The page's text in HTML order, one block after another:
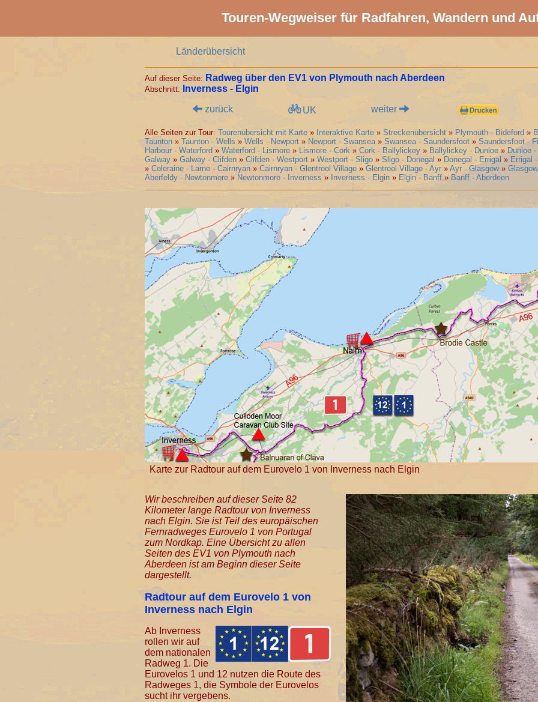
Touren-Wegweiser für Radfahren, Wandern und
Länderübersicht
Auf dieser Seite: Radweg über den EV1 von Plymouth nach Aberdeen
Abschnitt:
Inverness - Elgin
zurück
UK weiter
Alle Seiten zur Tour:Tourenübersicht mit Karte » Interaktive Karte »Streckenübersicht» Plymouth - Bideford »
Taunton »Taunton - Wells »Wells - Newport » Newport - Swansea »Swansea - Saundersfoot »Saundersfoot -
Harbour - Waterford »Waterford - Lismore » Lismore - Cork »Cork - Ballylickey » Ballylickey - Dunloe » Dunloe
Galway »Galway - Clifden »Clifden - Westport »Westport - Sligo »Sligo - Donegal » Donegal - Errigal » Errigal
»Coleraine - Larne - Cairnryan »Cairnryan - Glentrool Village »Glentrool Village - Ayr »Ayr - Glasgow»
Aberfeldy - Newtonmore » Newtonmore - Inverness » Inverness - Elgin » Elgin - Banff »Banff - Aberdeen
Karte zur Radtour auf dem Eurovelo 1 von Inverness nach Elgin
Wir beschreiben auf dieser Seite 82
Kilometer lange Radtour von Inverness
nach Elgin. Sie ist Teil des europäischen
Fernradweges Eurovelo 1 von Portugal
zum Nordkap. Eine Übersicht zu allen
Seiten des EV1 von Plymouth nach
Aberdeen ist am Beginn dieser Seite
dargestellt.
Radtour auf dem Eurovelo 1 von
Inverness nach Elgin
Ab Inverness
rollen wir auf
dem nationalen
Radweg 1. Die
Eurovelos 1 und 12 nutzen die Route des
Radweges 1, die Symbole der Eurovelos
sucht ihr vergebens.